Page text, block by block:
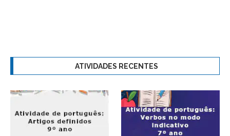
ATIVIDADES RECENTES